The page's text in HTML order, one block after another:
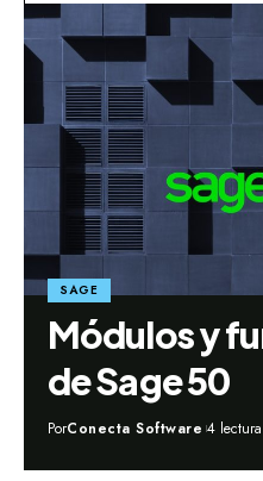
SAGE
Módulos y
de Sage 50
PorConecta Software 4